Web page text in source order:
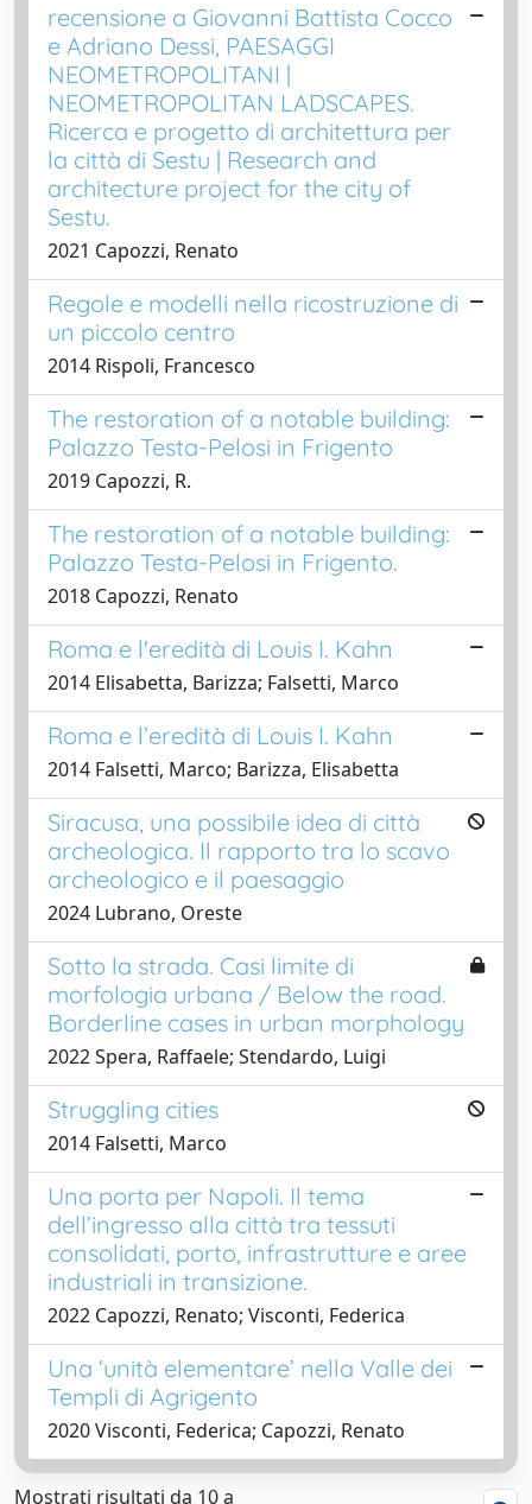
recensione a Giovanni Battista Cocco
e Adriano Dessi, PAESAGGI
NEOMETROPOLITANI |
NEOMETROPOLITAN LADSCAPES.
Ricerca e progetto di architettura per
la città di Sestu | Research and
architecture project for the city of
Sestu.
2021 Capozzi, Renato
Regole e modelli nella ricostruzione di
un piccolo centro
2014 Rispoli, Francesco
The restoration of a notable building:
Palazzo Testa-Pelosi in Frigento
2019 Capozzi, R.
The restoration of a notable building:
Palazzo Testa-Pelosi in Frigento.
2018 Capozzi, Renato
Roma e l'eredità di Louis I. Kahn
2014 Elisabetta, Barizza; Falsetti, Marco
Roma e l’eredità di Louis I. Kahn
2014 Falsetti, Marco; Barizza, Elisabetta
Siracusa, una possibile idea di città
archeologica. Il rapporto tra lo scavo
archeologico e il paesaggio
2024 Lubrano, Oreste
Sotto la strada. Casi limite di
morfologia urbana / Below the road.
Borderline cases in urban morphology
2022 Spera, Raffaele; Stendardo, Luigi
Struggling cities
2014 Falsetti, Marco
Una porta per Napoli. Il tema
dell’ingresso alla città tra tessuti
consolidati, porto, infrastrutture e aree
industriali in transizione.
2022 Capozzi, Renato; Visconti, Federica
Una ‘unità elementare’ nella Valle dei
Templi di Agrigento
2020 Visconti, Federica; Capozzi, Renato
Mostrati risultati da 10 a